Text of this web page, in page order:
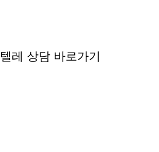
텔레 상담 바로가기